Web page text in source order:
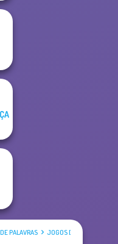
PALAVRAS JOGOS DE PALAVRAS